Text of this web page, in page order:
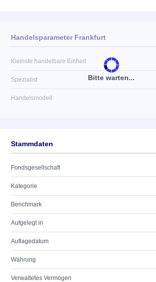
Bitte warten...
Handelsparameter Frankfurt
Kleinste handelbare Einheit
Spezialist
Handelsmodell
Stammdaten
Fondsgesellschaft
Kategorie
Benchmark
Aufgelegt in
Auflagedatum
Währung
Verwaltetes Vermögen